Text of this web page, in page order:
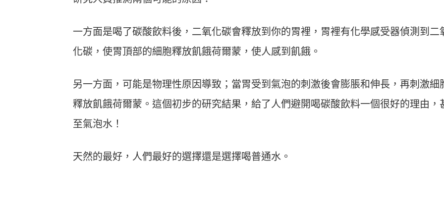
一方面是喝了碳酸飲料後，二氧化碳會釋放到你的胃裡，胃裡有化學感受器偵測到二
化碳，使胃頂部的細胞釋放飢餓荷爾蒙，使人感到飢餓。
另一方面，可能是物理性原因導致；當胃受到氣泡的刺激後會膨脹和伸長，再刺激細
釋放飢餓荷爾蒙。這個初步的研究結果，給了人們避開喝碳酸飲料一個很好的理由，
至氣泡水！
天然的最好，人們最好的選擇還是選擇喝普通水。